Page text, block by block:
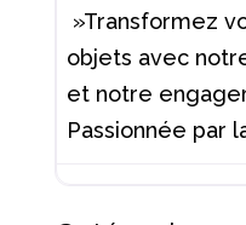
»Transformez
objets avec
et notre
Passionnée par